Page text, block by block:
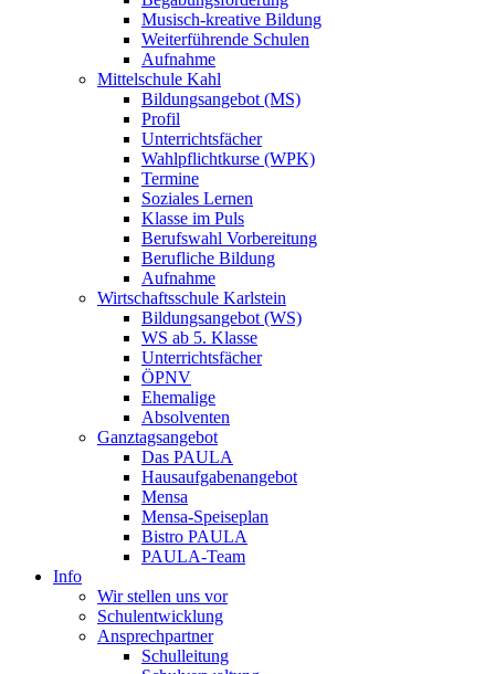
Musisch-kreative Bildung
Weiterführende Schulen
Aufnahme
Mittelschule Kahl
Bildungsangebot (MS)
Profil
Unterrichtsfächer
Wahlpflichtkurse (WPK)
Termine
Soziales Lernen
Klasse im Puls
Berufswahl Vorbereitung
Berufliche Bildung
Aufnahme
Wirtschaftsschule Karlstein
Bildungsangebot (WS)
WS ab 5. Klasse
Unterrichtsfächer
ÖPNV
Ehemalige
Absolventen
Ganztagsangebot
Das PAULA
Hausaufgabenangebot
Mensa
Mensa-Speiseplan
Bistro PAULA
PAULA-Team
Info
Wir stellen uns vor
Schulentwicklung
Ansprechpartner
Schulleitung